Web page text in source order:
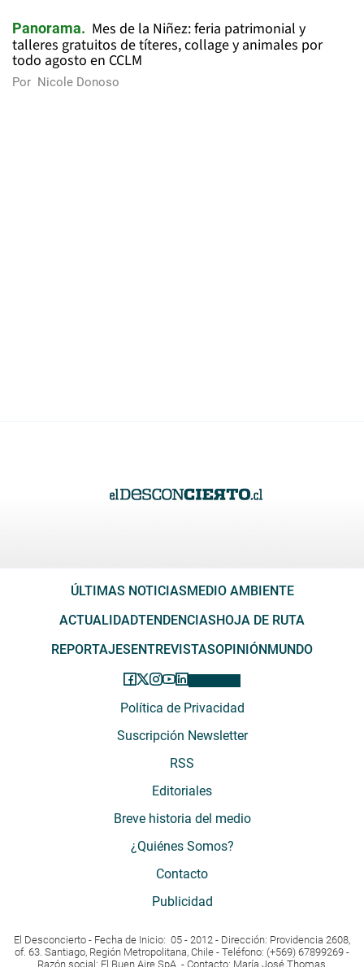
Panorama
Mes de la Niñez: feria patrimonial y
talleres gratuitos de títeres, collage y animales por
todo agosto en CCLM
Por Nicole Donoso
ÚLTIMAS NOTICIAS MEDIO AMBIENTE
ACTUALIDADTENDENCIAS HOJA DE RUTA
REPORTAJES ENTREVISTASOPINIÓN MUNDO
Política de Privacidad
Suscripción Newsletter
RSS
Editoriales
Breve historia del medio
¿Quiénes Somos?
Contacto
Publicidad
El Desconcierto - Fecha de Inicio: 05 - 2012 - Dirección: Providencia 2608,
of. 63. Santiago, Región Metropolitana, Chile - Teléfono: (+569) 67899269 -
Razón social: El Buen Aire SpA. - Contacto: María José Thomas,